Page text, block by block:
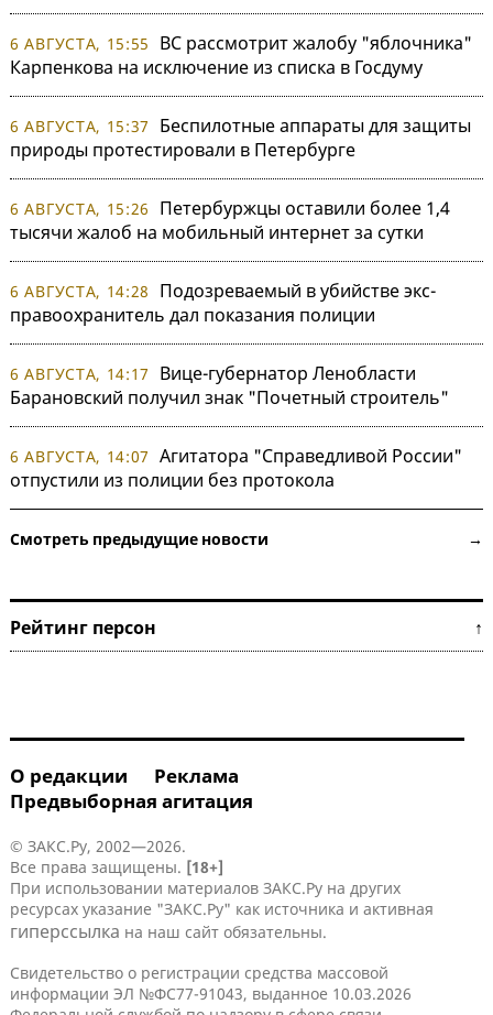
6 АВГУСТА, 15:55
ВС рассмотрит жалобу "яблочника"
Карпенкова на исключение из списка в Госдуму
6 АВГУСТА, 15:37
Беспилотные аппараты для защиты
природы протестировали в Петербурге
6 АВГУСТА, 15:26
Петербуржцы оставили более 1,4
тысячи жалоб на мобильный интернет за сутки
6 АВГУСТА, 14:28
Подозреваемый в убийстве экс-
правоохранитель дал показания полиции
6 АВГУСТА, 14:17
Вице-губернатор Ленобласти
Барановский получил знак "Почетный строитель"
6 АВГУСТА, 14:07 Агитатора "Справедливой России"
отпустили из полиции без протокола
Смотреть предыдущие новости →
Рейтинг персон ↑
О редакции
Реклама
Предвыборная агитация
© ЗАКС.Ру, 2002—2026.
Все права защищены. [18+]
При использовании материалов ЗАКС.Ру на других
ресурсах указание "ЗАКС.Ру" как источника и активная
гиперссылка на наш сайт обязательны.
Свидетельство о регистрации средства массовой
информации ЭЛ №ФС77-91043, выданное 10.03.2026